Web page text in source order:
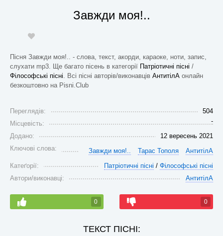
Завжди моя!..
Пісня Завжди моя!.. - слова, текст, акорди, караоке, ноти, запис,
слухати mp3. Ще багато пісень в категорії Патріотичні пісні /
Філософські пісні. Всі пісні авторів/виконавців АнтитілА онлайн
безкоштовно на Pisni.Club
Переглядів:
504
Місцевість:
-
Додано:
12 вересень 2021
Ключові слова:
Завжди моя!.. Тарас Тополя
АнтитілА
Катеґорії:
Патріотичні пісні / Філософські пісні
Автори/виконавці:
АнтитілА
0 0
ТЕКСТ ПІСНІ: